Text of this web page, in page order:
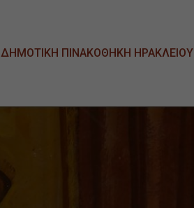
ΔΗΜΟΤΙΚΗ ΠΙΝΑΚΟΘΗΚΗ ΗΡΑΚΛΕΙΟΥ